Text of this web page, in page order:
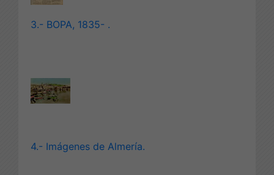
3.- BOPA, 1835- .
4.- Imágenes de Almería.